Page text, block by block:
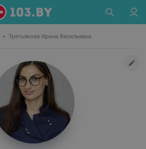
• Третьякова Ирина Васильевна